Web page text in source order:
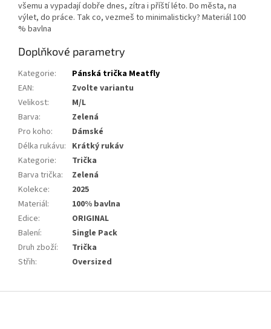
všemu a vypadají dobře dnes, zítra i příští léto. Do města, na
výlet, do práce. Tak co, vezmeš to minimalisticky? Materiál 100
% bavlna
Doplňkové parametry
Kategorie:
Pánská trička Meatfly
EAN:
Zvolte variantu
Velikost:
M/L
Barva:
Zelená
Pro koho:
Dámské
Délka rukávu: Krátký rukáv
Kategorie:
Trička
Barva trička:
Zelená
Kolekce:
2025
Materiál:
100% bavlna
Edice:
ORIGINAL
Balení:
Single Pack
Druh zboží:
Trička
Střih: Oversized